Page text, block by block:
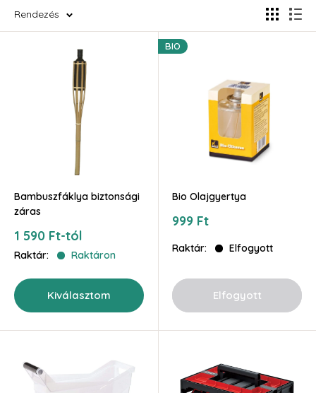
Rendezés
Bambuszfáklya biztonsági
záras
Akciós
ár
1 590 Ft-tól
Raktár: Raktáron
Kiválasztom
BIO
Bio Olajgyertya
Akciós
999 Ft
Raktár: Elfogyott
Elfogyott